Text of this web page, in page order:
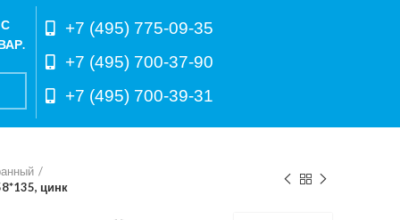
+7 (495) 775-09-35
+7 (495) 700-37-90
+7 (495) 700-39-31
цинк